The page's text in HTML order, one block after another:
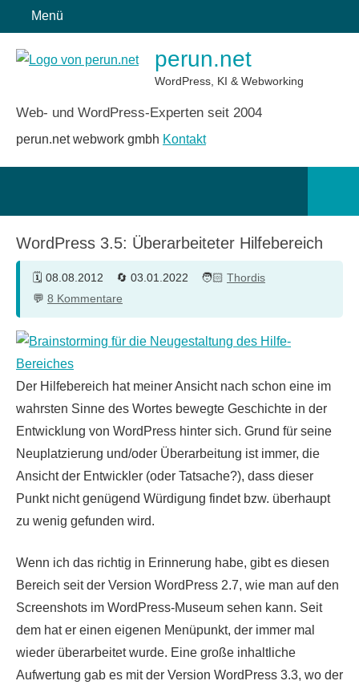
Inhalt
springen
Menü
perun.net
WordPress, KI & Webworking
Web- und WordPress-Experten seit 2004
perun.net webwork gmbh Kontakt
WordPress 3.5: Überarbeiteter Hilfebereich
08.08.2012 03.01.2022
Thordis
8 Kommentare
Der Hilfebereich hat meiner Ansicht nach schon eine im
wahrsten Sinne des Wortes bewegte Geschichte in der
Entwicklung von WordPress hinter sich. Grund für seine
Neuplatzierung und/oder Überarbeitung ist immer, die
Ansicht der Entwickler (oder Tatsache?), dass dieser
Punkt nicht genügend Würdigung findet bzw. überhaupt
zu wenig gefunden wird.
Wenn ich das richtig in Erinnerung habe, gibt es diesen
Bereich seit der Version WordPress 2.7, wie man auf den
Screenshots im WordPress-Museum sehen kann. Seit
dem hat er einen eigenen Menüpunkt, der immer mal
wieder überarbeitet wurde. Eine große inhaltliche
Aufwertung gab es mit der Version WordPress 3.3, wo der